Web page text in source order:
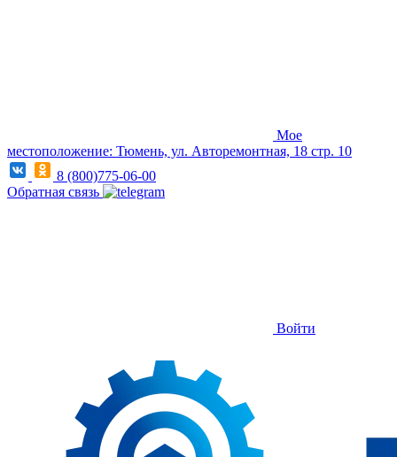
Мое
местоположение: Тюмень, ул. Авторемонтная, 18 стр. 10
8 (800)775-06-00
Обратная связь
Войти